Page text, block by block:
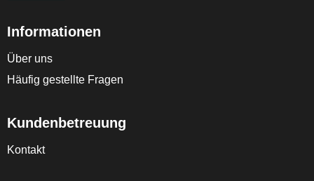
Informationen
Über uns
Häufig gestellte Fragen
Kundenbetreuung
Kontakt